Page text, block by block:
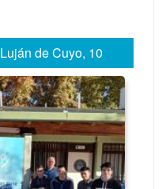
de Cuyo, 10